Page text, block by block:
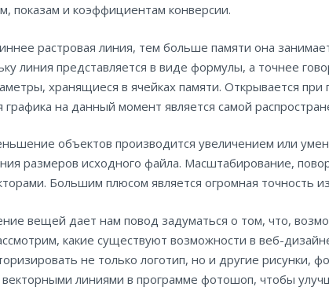
показам и коэффициентам конверсии.
растровая линия, тем больше памяти она
линия представляется в виде формулы, а точнее
хранящиеся в ячейках памяти. Открывается
на данный момент является самой
объектов производится увеличением или
размеров исходного файла. Масштабирование,
Большим плюсом является огромная точность
вещей дает нам повод задуматься о том, что,
какие существуют возможности в веб-
не только логотип, но и другие рисунки,
векторными линиями в программе фотошоп, чтобы